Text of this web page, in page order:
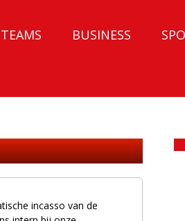
TEAMS BUSINESS
incasso van de